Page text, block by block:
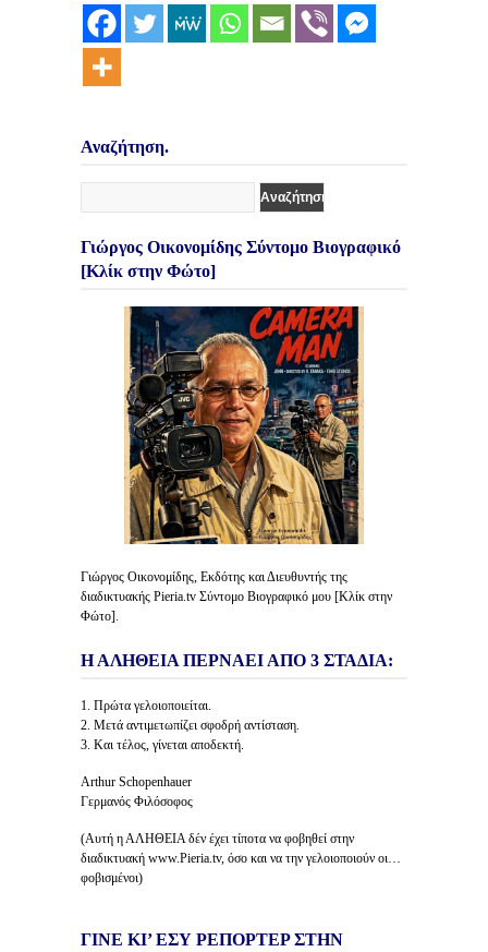
Αναζήτηση.
Γιώργος Οικονομίδης Σύντομο Βιογραφικό
[Κλίκ στην Φώτο]
Γιώργος Οικονομίδης, Εκδότης και Διευθυντής της
διαδικτυακής Pieria.tv Σύντομο Βιογραφικό μου [Κλίκ στην
Φώτο].
Η ΑΛΗΘΕΙΑ ΠΕΡΝΑΕΙ ΑΠΟ 3 ΣΤΑΔΙΑ:
1. Πρώτα γελοιοποιείται.
2. Μετά αντιμετωπίζει σφοδρή αντίσταση.
3. Και τέλος, γίνεται αποδεκτή.
Arthur Schopenhauer
Γερμανός Φιλόσοφος
(Αυτή η ΑΛΗΘΕΙΑ δέν έχει τίποτα να φοβηθεί στην
διαδικτυακή www.Pieria.tv, όσο και να την γελοιοποιούν οι…
φοβισμένοι)
ΓΙΝΕ ΚΙ’ ΕΣΥ ΡΕΠΟΡΤΕΡ ΣΤΗΝ